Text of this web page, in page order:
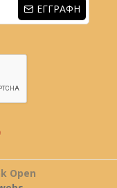
ΕΓΓΡΑΦΉ
Open